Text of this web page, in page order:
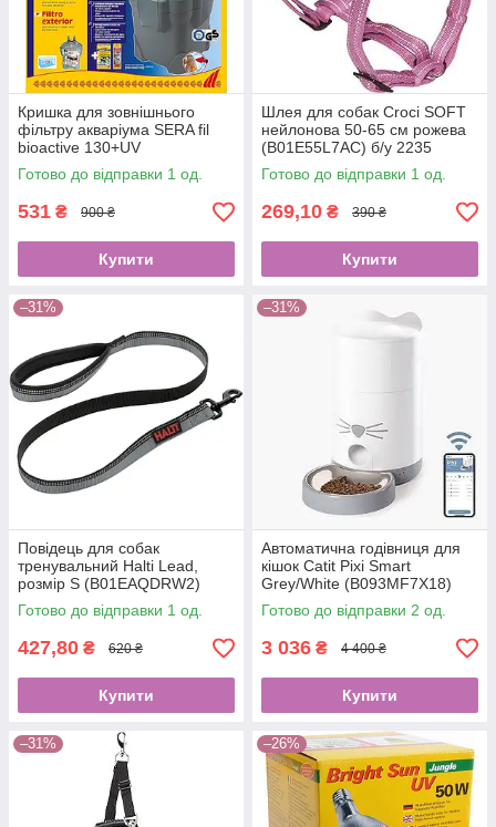
Кришка для зовнішнього
фільтру акваріума SERA fil
bioactive 130+UV
(B002N5Q4T6) 3408
Готово до відправки 1 од.
531 ₴ 900 ₴
Купити
Шлея для собак Croci SOFT
нейлонова 50-65 см рожева
(B01E55L7AC) б/у 2235
Готово до відправки 1 од.
269,10 ₴ 390 ₴
Купити
–31%
Повідець для собак
тренувальний Halti Lead,
розмір S (B01EAQDRW2)
Вітрина 2150
Готово до відправки 1 од.
427,80 ₴ 620 ₴
Купити
–31%
Автоматична годівниця для
кішок Catit Pixi Smart
Grey/White (B093MF7X18)
2330/1
Готово до відправки 2 од.
3 036 ₴ 4 400 ₴
Купити
–31% –26%